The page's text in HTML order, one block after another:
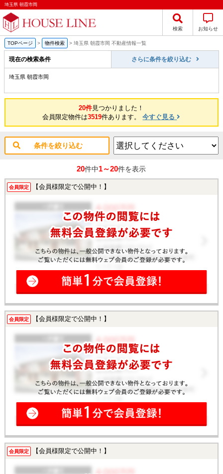
埼玉県 朝霞市岡
検索 お知らせ
TOPページ > 物件検索 > 埼玉県 朝霞市岡 不動産情報一覧
現在の検索条件 さらに条件を絞り込む
埼玉県 朝霞市岡
20件見つかりました！
会員限定物件は3519件あります。今すぐ見る
条件を絞り込む
20件中1～20件を表示
会員限定 【会員様限定で公開中！】
会員限定 【会員様限定で公開中！】
会員限定 【会員様限定で公開中！】